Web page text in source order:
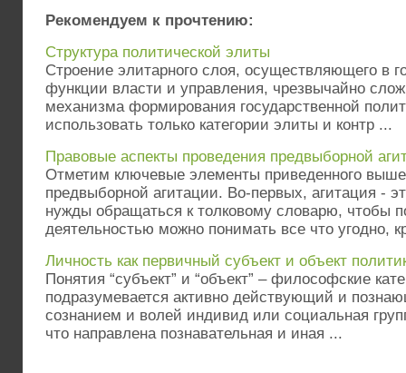
Рекомендуем к прочтению:
Структура политической элиты
Строение элитарного слоя, осуществляющего в
функции власти и управления, чрезвычайно
механизма формирования государственной
использовать только категории элиты и контр ...
Правовые аспекты проведения предвыборной
Отметим ключевые элементы приведенного
предвыборной агитации. Во-первых, агитация -
нужды обращаться к толковому словарю, чтобы
деятельностью можно понимать все что угодно,
Личность как первичный субъект и объект
Понятия “субъект” и “объект” – философские
подразумевается активно действующий и
сознанием и волей индивид или социальная
что направлена познавательная и иная ...